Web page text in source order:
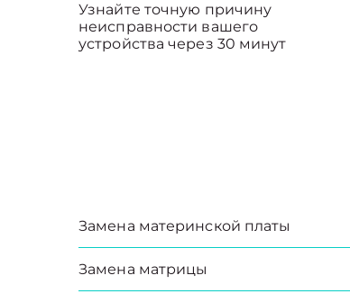
Узнайте точную причину
неисправности вашего
устройства через 30 минут
Замена материнской платы
Замена матрицы